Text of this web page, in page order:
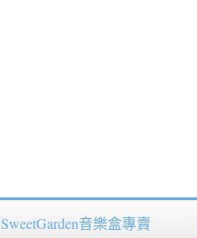
SweetGarden音樂盒專賣